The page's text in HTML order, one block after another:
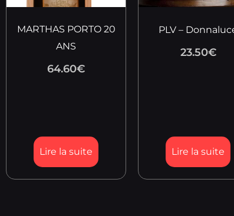
MARTHAS PORTO 20
ANS
64.60€
Lire la suite
PLV –
23.50€
Lire la suite